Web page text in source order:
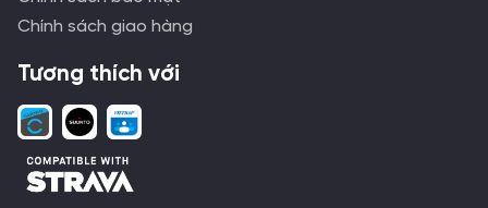
Chính sách giao hàng
Tương thích với